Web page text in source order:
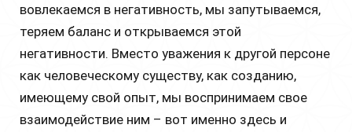
вовлекаемся в негативность, мы запутываемся,
теряем баланс и открываемся этой
негативности. Вместо уважения к другой персоне
как человеческому существу, как созданию,
имеющему свой опыт, мы воспринимаем свое
взаимодействие ним – вот именно здесь и